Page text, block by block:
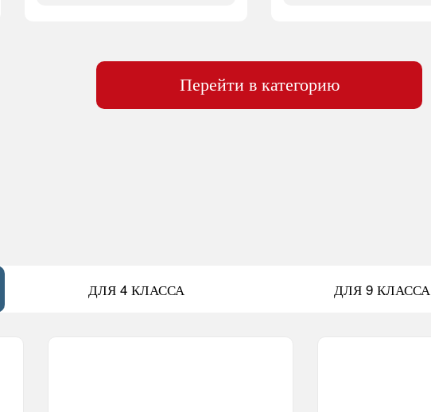
Перейти в категорию
ДЛЯ 4 КЛАССА ДЛЯ 9 КЛАССА